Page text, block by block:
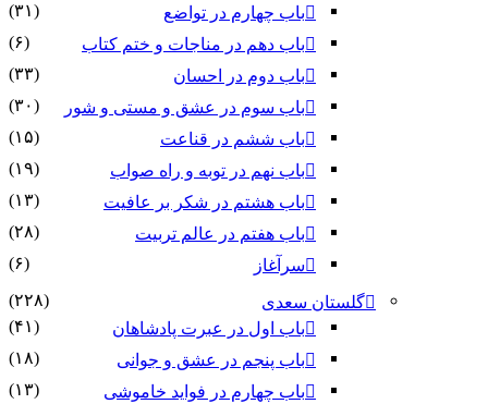
باب چهارم در تواضع
(۳۱)
باب دهم در مناجات و ختم کتاب
(۶)
باب دوم در احسان
(۳۳)
باب سوم در عشق و مستی و شور
(۳۰)
باب ششم در قناعت
(۱۵)
باب نهم در توبه و راه صواب
(۱۹)
باب هشتم در شکر بر عافیت
(۱۳)
باب هفتم در عالم تربیت
(۲۸)
سرآغاز
(۶)
گلستان سعدی
(۲۲۸)
باب اول در عبرت پادشاهان
(۴۱)
باب پنجم در عشق و جوانى
(۱۸)
باب چهارم در فواید خاموشى
(۱۳)